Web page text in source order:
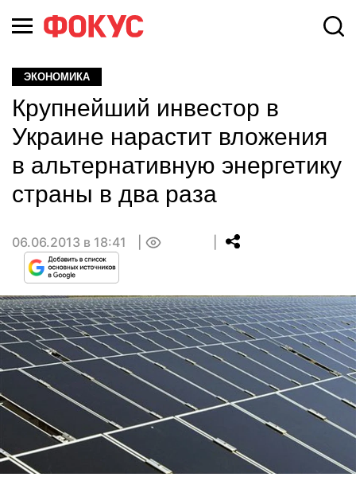
ЭКОНОМИКА
Крупнейший инвестор в
Украине нарастит вложения
в альтернативную энергетику
страны в два раза
06.06.2013 в 18:41